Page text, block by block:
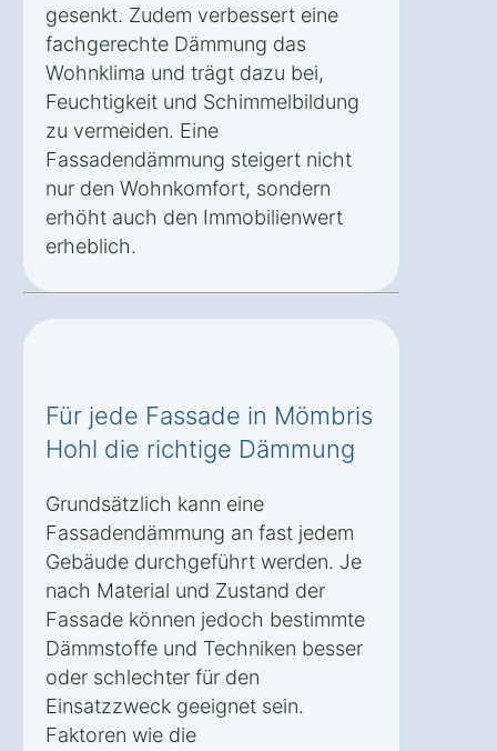
gesenkt. Zudem verbessert eine
fachgerechte Dämmung das
Wohnklima und trägt dazu bei,
Feuchtigkeit und Schimmelbildung
zu vermeiden. Eine
Fassadendämmung steigert nicht
nur den Wohnkomfort, sondern
erhöht auch den Immobilienwert
erheblich.
Für jede Fassade in Mömbris
Hohl die richtige Dämmung
Grundsätzlich kann eine
Fassadendämmung an fast jedem
Gebäude durchgeführt werden. Je
nach Material und Zustand der
Fassade können jedoch bestimmte
Dämmstoffe und Techniken besser
oder schlechter für den
Einsatzzweck geeignet sein.
Faktoren wie die